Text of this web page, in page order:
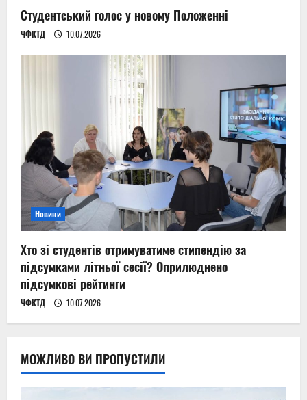
Студентський голос у новому Положенні
ЧФКТД 10.07.2026
Новини
Хто зі студентів отримуватиме стипендію за
підсумками літньої сесії? Оприлюднено
підсумкові рейтинги
ЧФКТД 10.07.2026
МОЖЛИВО ВИ ПРОПУСТИЛИ